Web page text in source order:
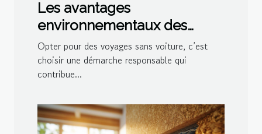
Les avantages
environnementaux des
voyages sans voiture
Opter pour des voyages sans voiture, c’est
choisir une démarche responsable qui
contribue...